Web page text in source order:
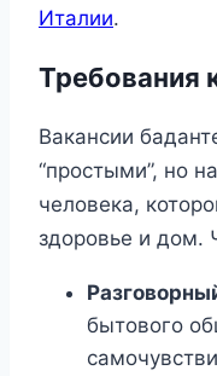
Италии.
Требования
Вакансии
“простыми”, но
человека,
здоровье и дом.
бытового